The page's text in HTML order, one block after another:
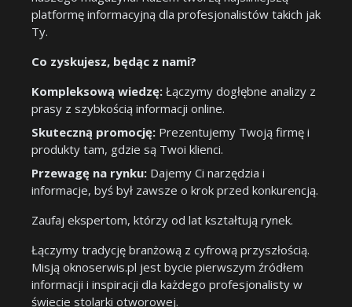
platformę informacyjną dla profesjonalistów takich jak
Ty.
Co zyskujesz, będąc z nami?
Kompleksową wiedzę: Łączymy dogłębne analizy z
prasy z szybkością informacji online.
Skuteczną promocję: Prezentujemy Twoją firmę i
produkty tam, gdzie są Twoi klienci.
Przewagę na rynku: Dajemy Ci narzędzia i
informacje, byś był zawsze o krok przed konkurencją.
Zaufaj ekspertom, którzy od lat kształtują rynek.
Łączymy tradycję branżową z cyfrową przyszłością.
Misją oknoserwis.pl jest bycie pierwszym źródłem
informacji i inspiracji dla każdego profesjonalisty w
świecie stolarki otworowej.